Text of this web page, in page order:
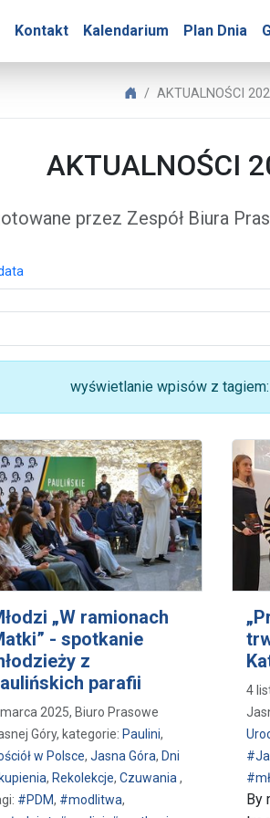
Kontakt Kalendarium Plan Dnia
–
Biuro Prasowe Jasnej
AKTUALNOŚCI
AKTUALNOŚCI
przez Zespół Biura
wyświetlanie wpisów z tagiem:
„W ramionach
- spotkanie
z
parafii
2025, Biuro Prasowe
Góry, kategorie: Paulini,
w Polsce, Jasna Góra, Dni
, Rekolekcje, Czuwania ,
#PDM, #modlitwa,
4
By